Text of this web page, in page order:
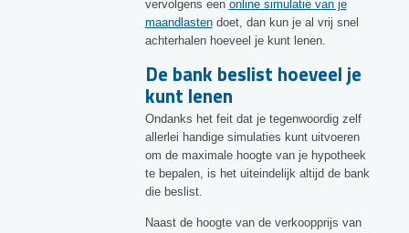
vervolgens een online simulatie van je
maandlastendoet, dan kun je al vrij snel
achterhalen hoeveel je kunt lenen.
De bank beslist hoeveel je
kunt lenen
Ondanks het feit dat je tegenwoordig zelf
allerlei handige simulaties kunt uitvoeren
om de maximale hoogte van je hypotheek
te bepalen, is het uiteindelijk altijd de bank
die beslist.
Naast de hoogte van de verkoopprijs van